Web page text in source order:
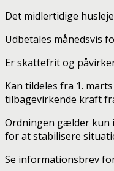
Det midlertidige
Udbetales månedsvis
Er skattefrit og
Kan tildeles fra 1.
tilbagevirkende kraft
Ordningen gælder kun
for at stabilisere
Se informationsbrev